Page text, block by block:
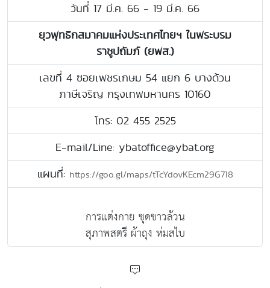
วันที่ 17 มี.ค. 66 - 19 มี.ค. 66
ยุวพุทธิกสมาคมแห่งประเทศไทยฯ ในพระบรม
ราชูปถัมภ์ (ยพส.)
เลขที่ 4 ซอยเพชรเกษม 54 แยก 6 บางด้วน
ภาษีเจริญ กรุงเทพมหานคร 10160
โทร: 02 455 2525
E-mail/Line: ybatoffice@ybat.org
แผนที่: https://goo.gl/maps/tTcYdovKEcm29G718
การแต่งกาย ชุดขาวล้วน
สุภาพสตรี ผ้าถุง ห่มสไบ